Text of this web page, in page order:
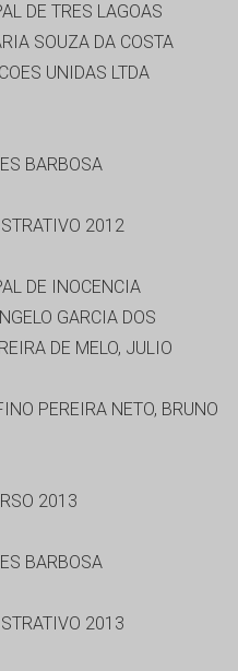
DE TRES LAGOAS
SOUZA DA COSTA
UNIDAS LTDA
BARBOSA
2012
DE INOCENCIA
GARCIA DOS
DE MELO, JULIO
PEREIRA NETO, BRUNO
2013
BARBOSA
2013